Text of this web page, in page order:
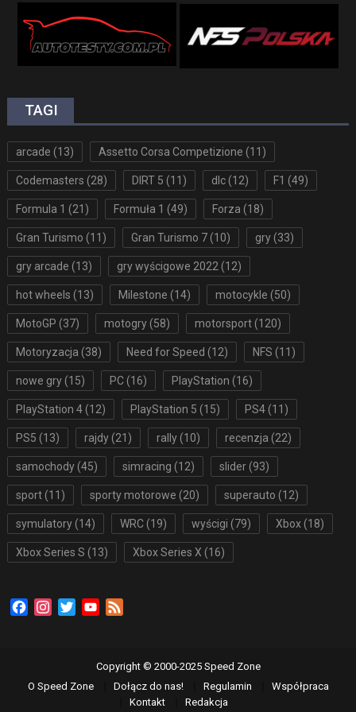
TAGI
arcade (13) Assetto Corsa Competizione (11)
Codemasters (28) DIRT 5 (11) dlc(12) F1 (49)
Formula 1 (21) Formuła 1 (49) Forza (18)
Gran Turismo (11) Gran Turismo 7(10) gry(33)
gry arcade (13) gry wyścigowe 2022 (12)
hot wheels (13) Milestone (14) motocykle (50)
MotoGP (37) motogry(58) motorsport(120)
Motoryzacja (38) Need for Speed (12) NFS (11)
nowe gry(15) PC (16) PlayStation (16)
PlayStation 4(12) PlayStation 5 (15) PS4(11)
PS5 (13) rajdy(21) rally(10) recenzja (22)
samochody(45) simracing (12) slider(93)
sport(11) sporty motorowe (20) superauto (12)
symulatory(14) WRC (19) wyścigi (79) Xbox(18)
Xbox Series S (13) Xbox Series X (16)
FacebookInstagramTwitterYouTube
Copyright © 2000-2025 Speed Zone
O Speed Zone
Dołącz do nas! Regulamin
Współpraca
Kontakt
Redakcja